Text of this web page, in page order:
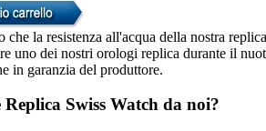
che la resistenza all'acqua della nostra
uno dei nostri orologi replica durante il
in garanzia del produttore.
Replica Swiss Watch da noi?